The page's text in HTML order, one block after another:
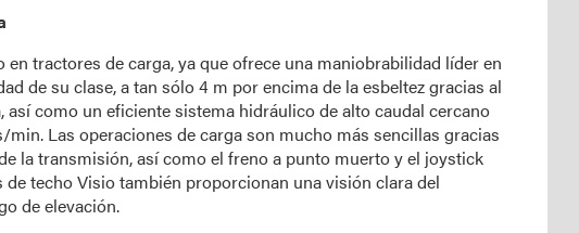
en tractores de carga, ya que ofrece una maniobrabilidad líder en
de su clase, a tan sólo 4 m por encima de la esbeltez gracias al
así como un eficiente sistema hidráulico de alto caudal cercano
min. Las operaciones de carga son mucho más sencillas gracias
la transmisión, así como el freno a punto muerto y el joystick
techo Visio también proporcionan una visión clara del
de elevación.